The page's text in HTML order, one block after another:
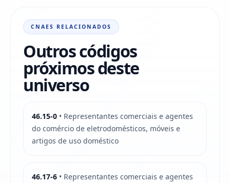
CNAES RELACIONADOS
Outros códigos
próximos deste
universo
46.15-0 • Representantes comerciais e agentes
do comércio de eletrodomésticos, móveis e
artigos de uso doméstico
46.17-6 • Representantes comerciais e agentes